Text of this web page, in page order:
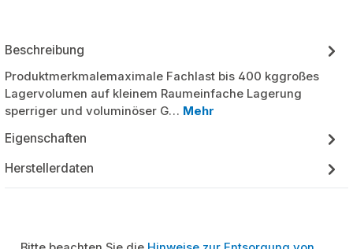
Beschreibung
Produktmerkmalemaximale Fachlast bis 400 kggroßes
Lagervolumen auf kleinem Raumeinfache Lagerung
sperriger und voluminöser G… Mehr
Eigenschaften
Herstellerdaten